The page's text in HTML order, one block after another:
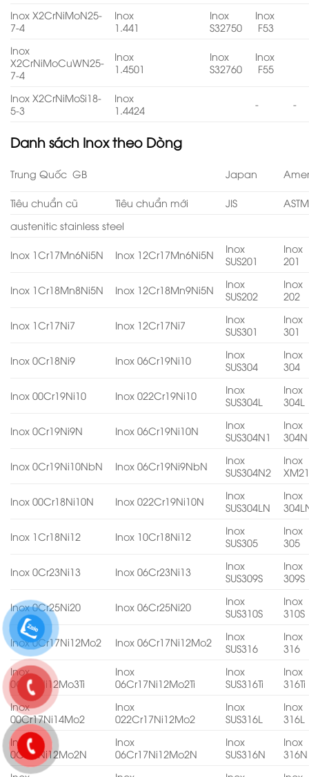
Inox X2CrNiMoN25-
7-4
Inox
1.441
Inox
S32750
Inox
F53
Inox
X2CrNiMoCuWN25-
7-4
Inox
1.4501
Inox
S32760
Inox
F55
Inox X2CrNiMoSi18-
5-3
Inox
1.4424
- -
Danh sách Inox theo Dòng
Trung Quốc GB Japan
Tiêu chuẩn cũ Tiêu chuẩn mới JIS
ASTM
austenitic stainless steel
Inox 1Cr17Mn6Ni5N Inox 12Cr17Mn6Ni5N
Inox
SUS201
Inox
201
Inox 1Cr18Mn8Ni5N Inox 12Cr18Mn9Ni5N
Inox
SUS202
Inox
202
Inox 1Cr17Ni7 Inox 12Cr17Ni7
Inox
SUS301
Inox
301
Inox 0Cr18Ni9 Inox 06Cr19Ni10
Inox
SUS304
Inox
304
Inox 00Cr19Ni10 Inox 022Cr19Ni10
Inox
SUS304L
Inox
304L
Inox 0Cr19Ni9N Inox 06Cr19Ni10N
Inox
SUS304N1
Inox
304N
Inox 0Cr19Ni10NbN Inox 06Cr19Ni9NbN
Inox
SUS304N2
Inox
Inox 00Cr18Ni10N Inox 022Cr19Ni10N
Inox
SUS304LN
Inox
Inox 1Cr18Ni12 Inox 10Cr18Ni12
Inox
SUS305
Inox
305
Inox 0Cr23Ni13 Inox 06Cr23Ni13
Inox
SUS309S
Inox
309S
Inox 0Cr25Ni20 Inox 06Cr25Ni20
Inox
SUS310S
Inox
310S
Inox 0Cr17Ni12Mo2 Inox 06Cr17Ni12Mo2
Inox
SUS316
Inox
316
Inox
0Cr18Ni12Mo3Ti
Inox
06Cr17Ni12Mo2Ti
Inox
SUS316Ti
Inox
316Ti
Inox
00Cr17Ni14Mo2
Inox
022Cr17Ni12Mo2
Inox
SUS316L
Inox
316L
Inox
0Cr17Ni12Mo2N
Inox
06Cr17Ni12Mo2N
Inox
SUS316N
Inox
316N